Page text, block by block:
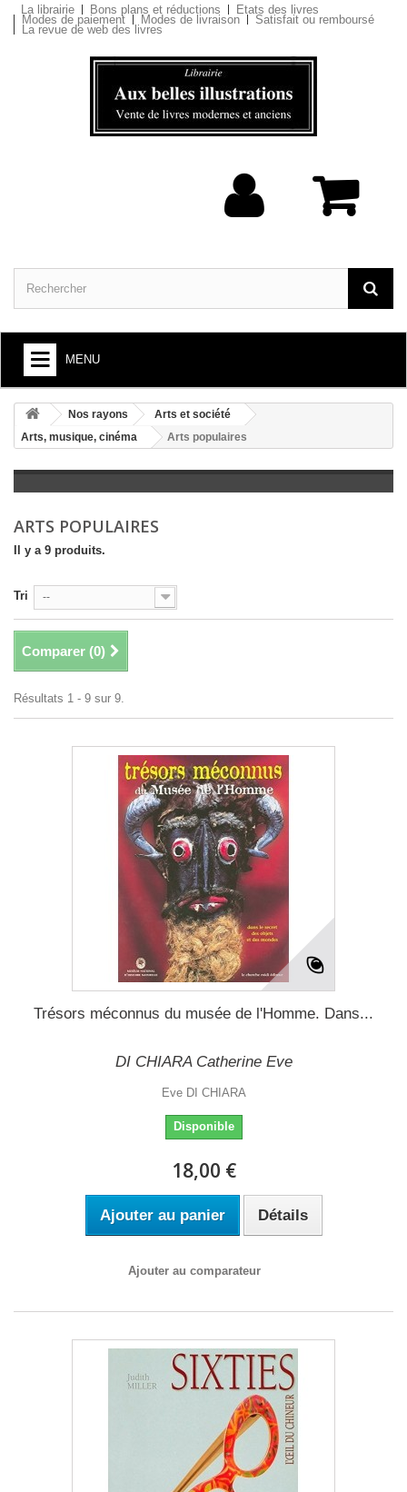
La librairie Bons plans et réductions Etats des livres
Modes de paiement Modes de livraison Satisfait ou remboursé
La revue de web des livres
MENU
+
ARTS ET SOCIÉTÉ
+
LITTÉRATURE
LOISIRS, VIE PRATIQUE
SCOLAIRE ET DICTIONNAIRE
+
LIVRES ANCIENS AVANT 1945
Nos rayons
Arts et société
Arts, musique, cinéma
Arts populaires
ARTS POPULAIRES
Il y a 9 produits.
Tri --
Comparer (0)
Résultats 1 - 9 sur 9.
Trésors méconnus du musée de l'Homme. Dans...
DI CHIARA Catherine Eve
Eve DI CHIARA
Disponible
18,00 €
Ajouter au panier Détails
Ajouter au comparateur